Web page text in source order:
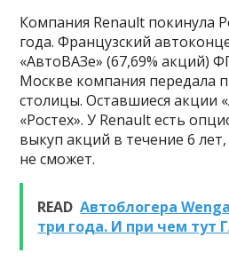
Компания Renault покинула
года. Французский
«АвтоВАЗе» (67,69% акций)
Москве компания передала
столицы. Оставшиеся акции
«Ростех». У Renault есть
выкуп акций в течение 6
не сможет.
READ Автоблогера
три года. И при чем тут